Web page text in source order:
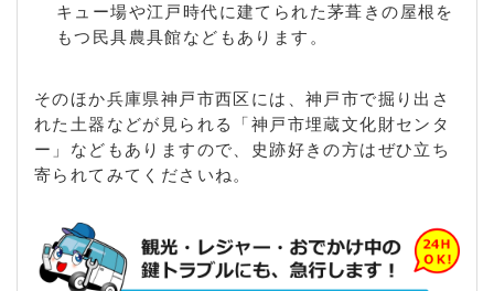
キュー場や江戸時代に建てられた茅葺きの屋根を
もつ民具農具館などもあります。
そのほか兵庫県神戸市西区には、神戸市で掘り出さ
れた土器などが見られる「神戸市埋蔵文化財センタ
ー」などもありますので、史跡好きの方はぜひ立ち
寄られてみてくださいね。